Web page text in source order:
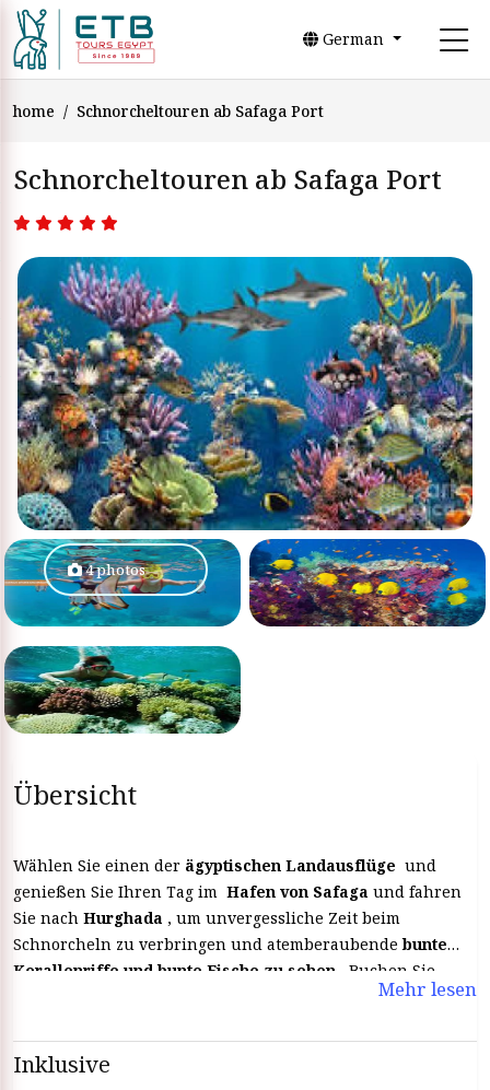
German
home Schnorcheltouren ab Safaga Port
Schnorcheltouren ab Safaga Port
4 photos
Übersicht
Wählen Sie einen der ägyptischen Landausflüge und
genießen Sie Ihren Tag im Hafen von Safaga und fahren
Sie nach Hurghada , um unvergessliche Zeit beim
Schnorcheln zu verbringen und atemberaubendebunte
Korallenriffe und bunte Fische zu sehen.
Buchen Sie
einfach eine Schnorcheltour vom Hafen von Safaga mitETB
Mehr lesen
Inklusive